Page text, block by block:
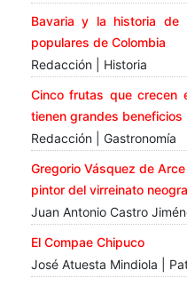
Bavaria y la historia de
populares de Colombia
Redacción | Historia
Cinco frutas que crecen
tienen grandes beneficios
Redacción | Gastronomía
Gregorio Vásquez de
pintor del virreinato
Juan Antonio Castro
El Compae Chipuco
José Atuesta Mindiola |